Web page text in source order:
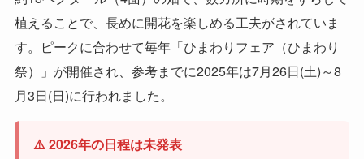
植えることで、長めに開花を楽しめる工夫がされていま
す。ピークに合わせて毎年「ひまわりフェア（ひまわり
祭）」が開催され、参考までに2025年は7月26日(土)～8
月3日(日)に行われました。
⚠️ 2026年の日程は未発表